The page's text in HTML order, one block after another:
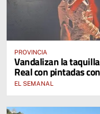
PROVINCIA
Vandalizan la
Real con pintadas
EL SEMANAL